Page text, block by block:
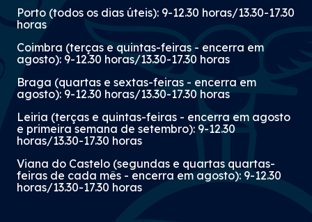
Porto (todos os dias úteis): 9-12.30 horas/13.30-17.30
horas
Coimbra (terças e quintas-feiras - encerra em
agosto): 9-12.30 horas/13.30-17.30 horas
Braga (quartas e sextas-feiras - encerra em
agosto): 9-12.30 horas/13.30-17.30 horas
Leiria (terças e quintas-feiras - encerra em agosto
e primeira semana de setembro): 9-12.30
horas/13.30-17.30 horas
Viana do Castelo (segundas e quartas quartas-
feiras de cada mês - encerra em agosto): 9-12.30
horas/13.30-17.30 horas